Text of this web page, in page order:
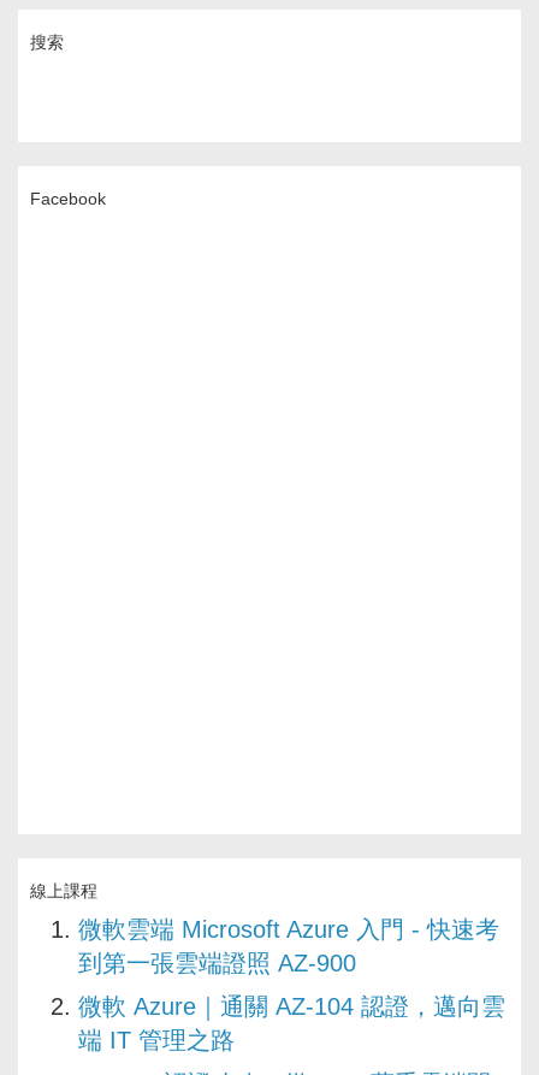
搜索
Facebook
線上課程
微軟雲端 Microsoft Azure 入門 - 快速考
到第一張雲端證照 AZ-900
微軟 Azure｜通關 AZ-104 認證，邁向雲
端 IT 管理之路